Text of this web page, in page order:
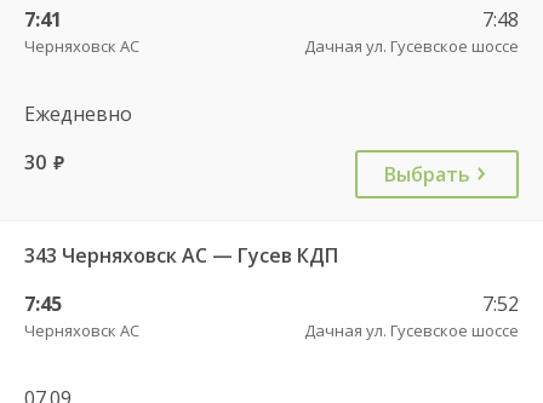
7:41
Черняховск АС
7:48
Дачная ул. Гусевское шоссе
Ежедневно
30 руб. Выбрать
343 Черняховск АС — Гусев КДП
7:45
Черняховск АС
7:52
Дачная ул. Гусевское шоссе